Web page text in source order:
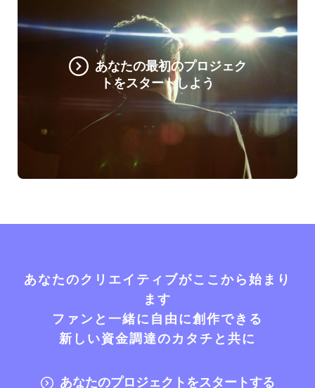
あなたの最初のプロジェク
トをスタートしよう
あなたのクリエイティブがここから始まり
ます
ファンと一緒に自由に創作できる
新しい資金調達のカタチと共に
あなたのプロジェクトをスタートする